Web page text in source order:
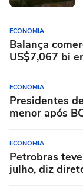
ECONOMIA
Balança
US$7,067 bi
ECONOMIA
Presidentes
menor após
ECONOMIA
Petrobras
julho, diz